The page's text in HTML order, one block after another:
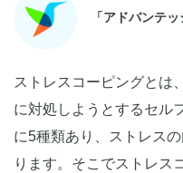
「アドバンテ
ストレスコーピングとは
に対処しようとするセル
に5種類あり、ストレス
ります。そこでストレス